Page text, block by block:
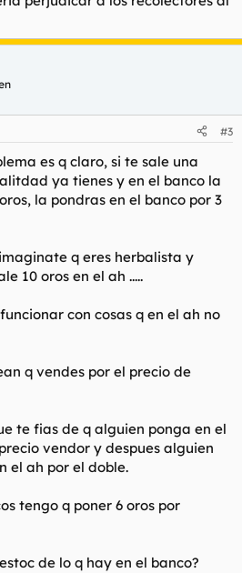
#3
es q claro, si te sale una
ya tienes y en el banco la
la pondras en el banco por 3
q eres herbalista y
10 oros en el ah .....
con cosas q en el ah no
q vendes por el precio de
te fias de q alguien ponga en el
vendor y despues alguien
el ah por el doble.
tengo q poner 6 oros por
de lo q hay en el banco?